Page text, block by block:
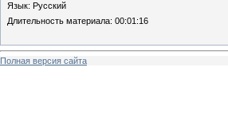
Язык: Русский
Длительность материала: 00:01:16
Полная версия сайта